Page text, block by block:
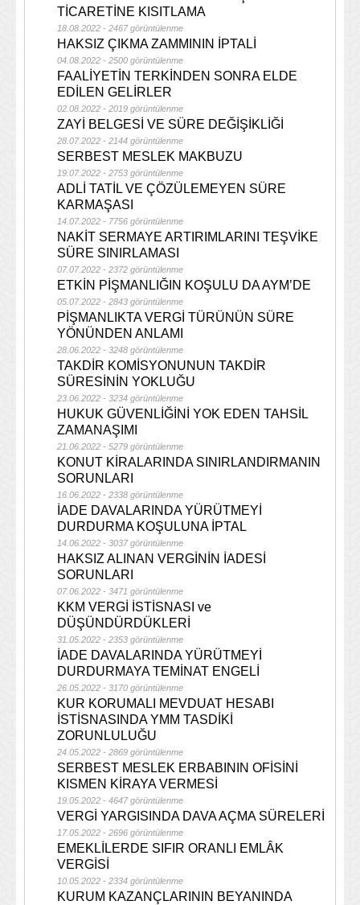
TİCARETİNE KISITLAMA
18.08.2022 - 2467 görüntülenme
HAKSIZ ÇIKMA ZAMMININ İPTALİ
04.08.2022 - 2500 görüntülenme
FAALİYETİN TERKİNDEN SONRA ELDE
EDİLEN GELİRLER
02.08.2022 - 2019 görüntülenme
ZAYİ BELGESİ VE SÜRE DEĞİŞİKLİĞİ
28.07.2022 - 2144 görüntülenme
SERBEST MESLEK MAKBUZU
19.07.2022 - 2753 görüntülenme
ADLİ TATİL VE ÇÖZÜLEMEYEN SÜRE
KARMAŞASI
14.07.2022 - 7756 görüntülenme
NAKİT SERMAYE ARTIRIMLARINI TEŞVİKE
SÜRE SINIRLAMASI
07.07.2022 - 2372 görüntülenme
ETKİN PİŞMANLIĞIN KOŞULU DA AYM’DE
05.07.2022 - 2843 görüntülenme
PİŞMANLIKTA VERGİ TÜRÜNÜN SÜRE
YÖNÜNDEN ANLAMI
28.06.2022 - 3248 görüntülenme
TAKDİR KOMİSYONUNUN TAKDİR
SÜRESİNİN YOKLUĞU
23.06.2022 - 3234 görüntülenme
HUKUK GÜVENLİĞİNİ YOK EDEN TAHSİL
ZAMANAŞIMI
21.06.2022 - 5279 görüntülenme
KONUT KİRALARINDA SINIRLANDIRMANIN
SORUNLARI
16.06.2022 - 2338 görüntülenme
İADE DAVALARINDA YÜRÜTMEYİ
DURDURMA KOŞULUNA İPTAL
14.06.2022 - 3037 görüntülenme
HAKSIZ ALINAN VERGİNİN İADESİ
SORUNLARI
07.06.2022 - 3471 görüntülenme
KKM VERGİ İSTİSNASI ve
DÜŞÜNDÜRDÜKLERİ
31.05.2022 - 2353 görüntülenme
İADE DAVALARINDA YÜRÜTMEYİ
DURDURMAYA TEMİNAT ENGELİ
26.05.2022 - 3170 görüntülenme
KUR KORUMALI MEVDUAT HESABI
İSTİSNASINDA YMM TASDİKİ
ZORUNLULUĞU
24.05.2022 - 2869 görüntülenme
SERBEST MESLEK ERBABININ OFİSİNİ
KISMEN KİRAYA VERMESİ
19.05.2022 - 4647 görüntülenme
VERGİ YARGISINDA DAVA AÇMA SÜRELERİ
17.05.2022 - 2696 görüntülenme
EMEKLİLERDE SIFIR ORANLI EMLÂK
VERGİSİ
10.05.2022 - 2334 görüntülenme
KURUM KAZANÇLARININ BEYANINDA